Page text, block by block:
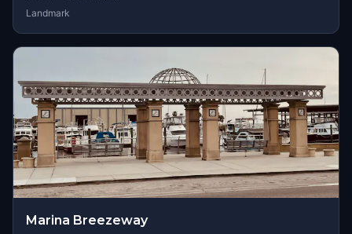
Landmark
Marina Breezeway